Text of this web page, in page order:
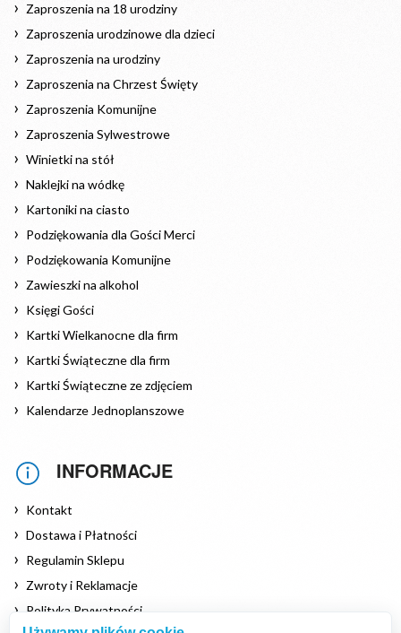
Zaproszenia na 18 urodziny
Zaproszenia urodzinowe dla dzieci
Zaproszenia na urodziny
Zaproszenia na Chrzest Święty
Zaproszenia Komunijne
Zaproszenia Sylwestrowe
Winietki na stół
Naklejki na wódkę
Kartoniki na ciasto
Podziękowania dla Gości Merci
Podziękowania Komunijne
Zawieszki na alkohol
Księgi Gości
Kartki Wielkanocne dla firm
Kartki Świąteczne dla firm
Kartki Świąteczne ze zdjęciem
Kalendarze Jednoplanszowe
INFORMACJE
Kontakt
Dostawa i Płatności
Regulamin Sklepu
Zwroty i Reklamacje
Polityka Prywatności